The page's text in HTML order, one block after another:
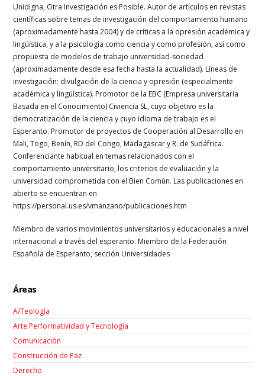
Unidigna, Otra Investigación es Posible. Autor de artículos en revistas
científicas sobre temas de investigación del comportamiento humano
(aproximadamente hasta 2004) y de críticas a la opresión académica y
lingüística, y a la psicología como ciencia y como profesión, así como
propuesta de modelos de trabajo universidad-sociedad
(aproximadamente desde esa fecha hasta la actualidad). Líneas de
investigación: divulgación de la ciencia y opresión (especialmente
académica y lingüística). Promotor de la EBC (Empresa universitaria
Basada en el Conocimiento) Civiencia SL, cuyo objetivo es la
democratización de la ciencia y cuyo idioma de trabajo es el
Esperanto. Promotor de proyectos de Cooperación al Desarrollo en
Mali, Togo, Benín, RD del Congo, Madagascar y R. de Sudáfrica.
Conferenciante habitual en temas relacionados con el
comportamiento universitario, los criterios de evaluación y la
universidad comprometida con el Bien Común. Las publicaciones en
abierto se encuentran en
https://personal.us.es/vmanzano/publicaciones.htm
Miembro de varios movimientos universitarios y educacionales a nivel
internacional a través del esperanto. Miembro de la Federación
Española de Esperanto, sección Universidades
Áreas
A/Teología
Arte Performatividad y Tecnología
Comunicación
Construcción de Paz
Derecho